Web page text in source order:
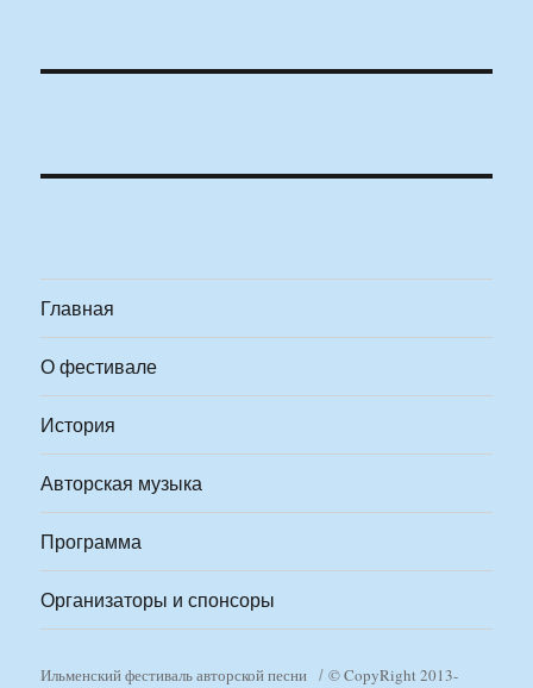
Главная
О фестивале
История
Авторская музыка
Программа
Организаторы и спонсоры
Ильменский фестиваль авторской песни © CopyRight 2013-